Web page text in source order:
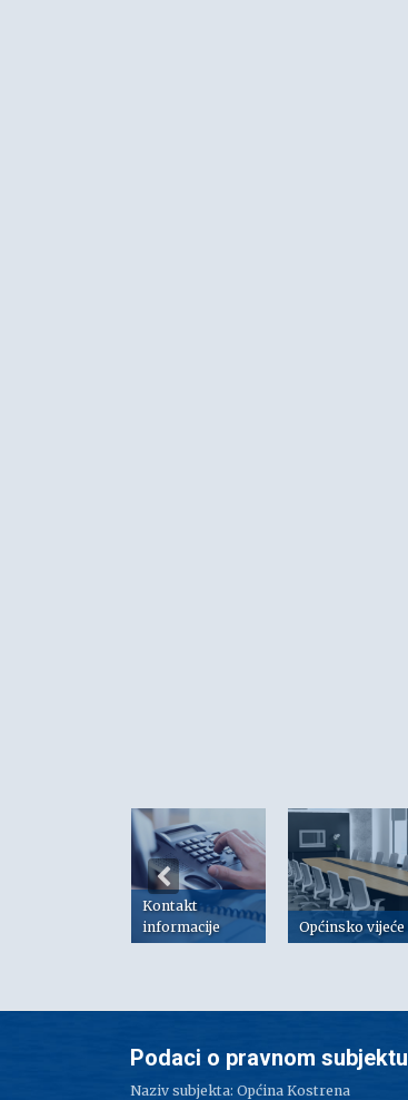
Kontakt
informacije
Općinsko vijeće
Podaci o pravnom subjektu
Naziv subjekta: Općina Kostrena